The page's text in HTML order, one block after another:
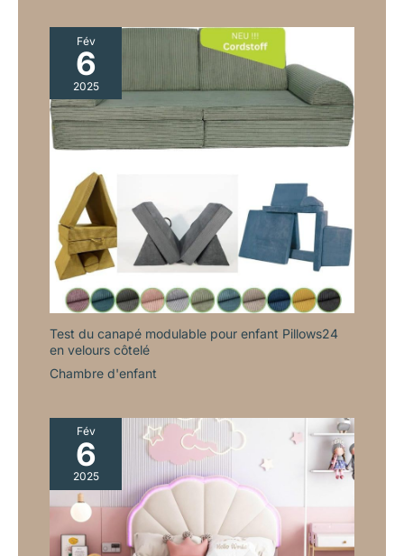
Fév
6
2025
Test du canapé modulable pour enfant Pillows24
en velours côtelé
Chambre d'enfant
Fév
6
2025